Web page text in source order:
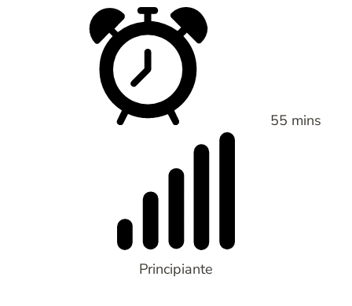
55 mins
Principiante